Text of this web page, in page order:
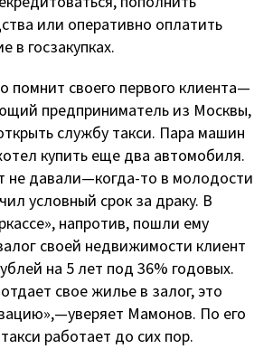
или оперативно оплатить
в госзакупках.
своего первого клиента —
предприниматель из Москвы,
службу такси. Пара машин
купить еще два автомобиля.
не давали — когда-то в молодости
условный срок за драку. В
напротив, пошли ему
своей недвижимости клиент
на 5 лет под 36% годовых.
свое жилье в залог, это
— уверяет Мамонов. По его
работает до сих пор.